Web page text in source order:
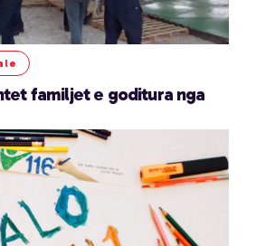
familjet e goditura nga